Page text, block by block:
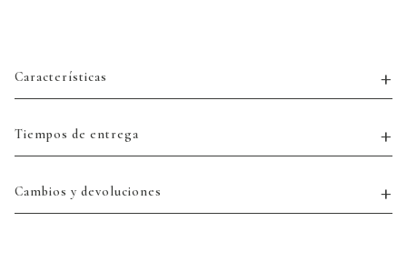
Características
Tiempos de entrega
Cambios y devoluciones